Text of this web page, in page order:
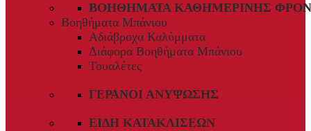
ΒΟΗΘΉΜΑΤΑ ΚΑΘΗΜΕΡΙΝΉΣ
Βοηθήματα Μπάνιου
Αδιάβροχα Καλύμματα
Διάφορα Βοηθήματα Μπάνιου
Τουαλέτες
ΓΕΡΑΝΟΊ ΑΝΎΨΩΣΗΣ
ΕΊΔΗ ΚΑΤΑΚΛΊΣΕΩΝ